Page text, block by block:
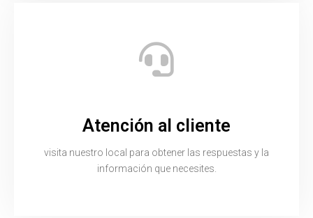
Atención al cliente
visita nuestro local para obtener las respuestas y la
información que necesites.